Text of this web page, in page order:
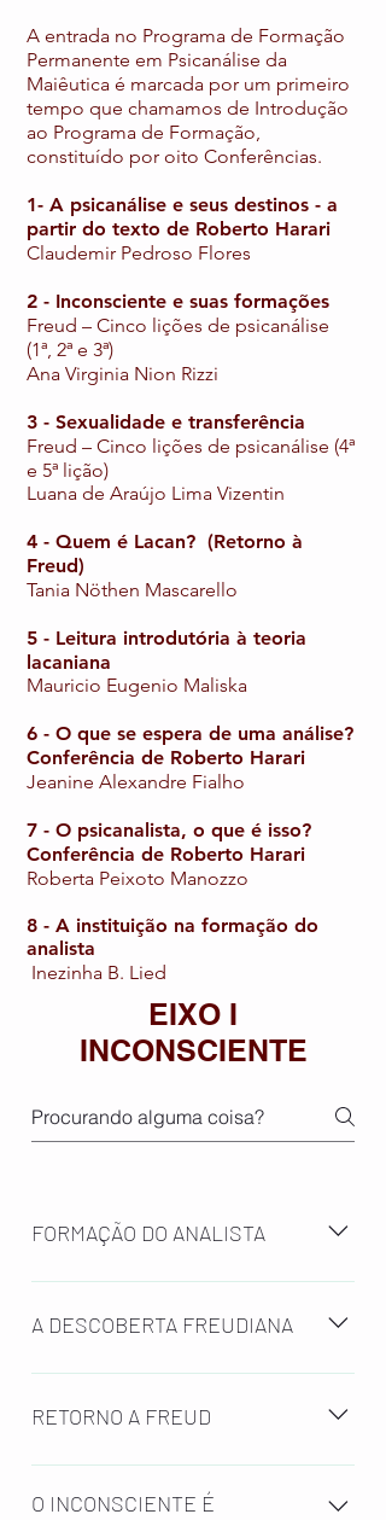
A entrada no Programa de Formação
Permanente em Psicanálise da
Maiêutica é marcada por um primeiro
tempo que chamamos de Introdução
ao Programa de Formação,
constituído por oito Conferências.
1- A psicanálise e seus destinos - a
partir do texto de Roberto Harari
Claudemir Pedroso Flores
2 - Inconsciente e suas formações
Freud – Cinco lições de psicanálise
(1ª, 2ª e 3ª)
Ana Virginia Nion Rizzi
3 - Sexualidade e transferência
Freud – Cinco lições de psicanálise (4ª
e 5ª lição)
Luana de Araújo Lima Vizentin
4 - Quem é Lacan? (Retorno à
Freud)
Tania Nöthen Mascarello
5 - Leitura introdutória à teoria
lacaniana
Mauricio Eugenio Maliska
6 - O que se espera de uma análise?
Conferência de Roberto Harari
Jeanine Alexandre Fialho
7 - O psicanalista, o que é isso?
Conferência de Roberto Harari
Roberta Peixoto Manozzo
8 - A instituição na formação do
analista
Inezinha B. Lied
EIXO I
INCONSCIENTE
FORMAÇÃO DO ANALISTA
Módulo II
A DESCOBERTA FREUDIANA
Módulo I
RETORNO A FREUD
O INCONSCIENTE É